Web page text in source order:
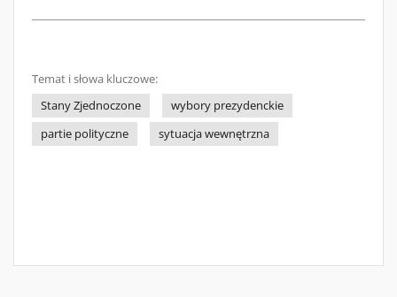
Temat i słowa kluczowe:
Stany Zjednoczone
wybory prezydenckie
partie polityczne
sytuacja wewnętrzna